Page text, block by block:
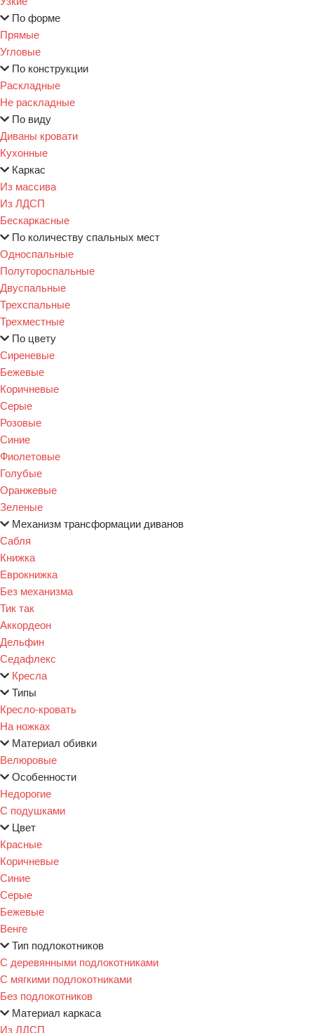
По форме
Прямые
Угловые
По конструкции
Раскладные
Не раскладные
По виду
Диваны кровати
Кухонные
Каркас
Из массива
Из ЛДСП
Бескаркасные
По количеству спальных мест
Односпальные
Полутороспальные
Двуспальные
Трехспальные
Трехместные
По цвету
Сиреневые
Бежевые
Коричневые
Серые
Розовые
Синие
Фиолетовые
Голубые
Оранжевые
Зеленые
Механизм трансформации диванов
Сабля
Книжка
Еврокнижка
Без механизма
Тик так
Аккордеон
Дельфин
Седафлекс
Кресла
Типы
Кресло-кровать
На ножках
Материал обивки
Велюровые
Особенности
Недорогие
С подушками
Цвет
Красные
Коричневые
Синие
Серые
Бежевые
Венге
Тип подлокотников
С деревянными подлокотниками
С мягкими подлокотниками
Без подлокотников
Материал каркаса
Из ЛДСП